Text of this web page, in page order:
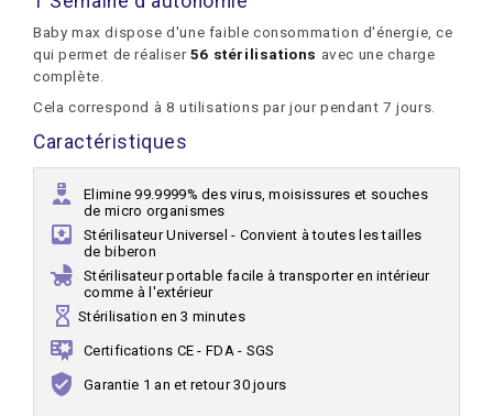
Baby max dispose d'une faible consommation d'énergie, ce
qui permet de réaliser56 stérilisations avec une charge
complète.
Cela correspond à 8 utilisations par jour pendant 7 jours.
Caractéristiques
Elimine 99.9999% des virus, moisissures et souches
de micro organismes
Stérilisateur Universel - Convient à toutes les tailles
de biberon
Stérilisateur portable facile à transporter en intérieur
comme à l'extérieur
Stérilisation en 3 minutes
Certifications CE - FDA - SGS
Garantie 1 an et retour 30 jours